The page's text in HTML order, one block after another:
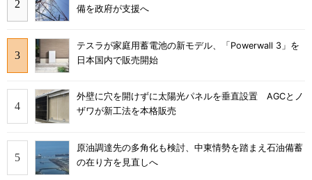
備を政府が支援へ
テスラが家庭用蓄電池の新モデル、「Powerwall 3」を
日本国内で販売開始
外壁に穴を開けずに太陽光パネルを垂直設置 AGCとノ
ザワが新工法を本格販売
原油調達先の多角化も検討、中東情勢を踏まえ石油備蓄
の在り方を見直しへ